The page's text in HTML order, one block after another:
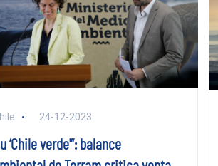
24-12-2023
‘Chile verde'”: balance